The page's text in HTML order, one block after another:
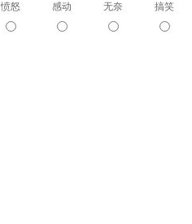
愤怒 感动 无奈 搞笑